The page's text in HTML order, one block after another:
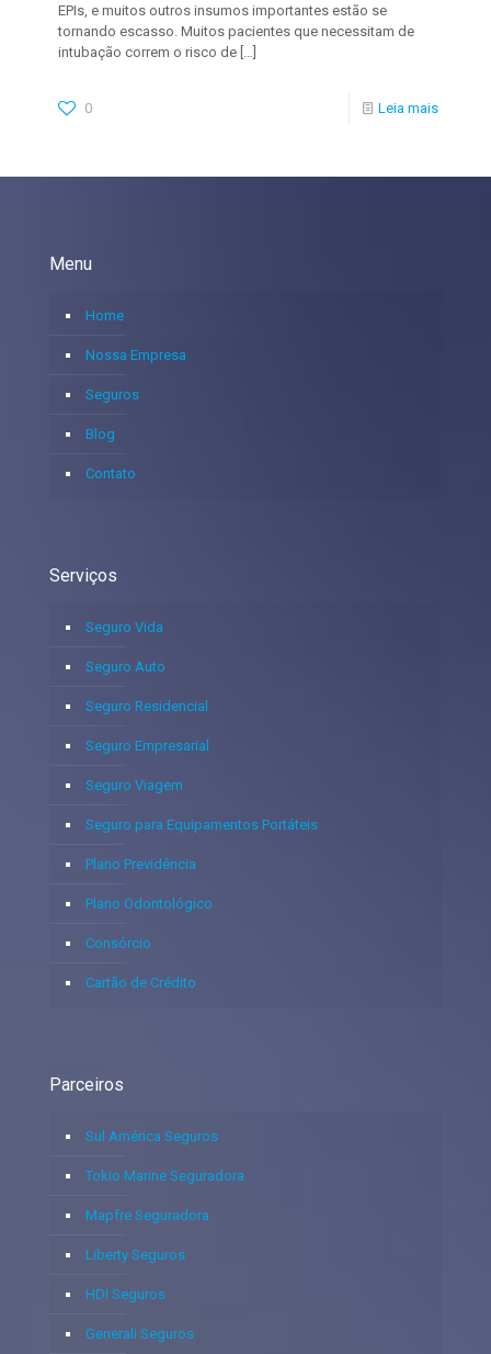
EPIs, e muitos outros insumos importantes estão se
tornando escasso. Muitos pacientes que necessitam de
intubação correm o risco de
0 Leia mais
Menu
Home
Nossa Empresa
Seguros
Blog
Contato
Serviços
Seguro Vida
Seguro Auto
Seguro Residencial
Seguro Empresarial
Seguro Viagem
Seguro para Equipamentos Portáteis
Plano Previdência
Plano Odontológico
Consórcio
Cartão de Crédito
Parceiros
Sul América Seguros
Tokio Marine Seguradora
Mapfre Seguradora
Liberty Seguros
HDI Seguros
Generali Seguros